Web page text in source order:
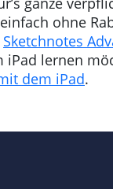
ohne
Sketchnotes
lernen
dem iPad.